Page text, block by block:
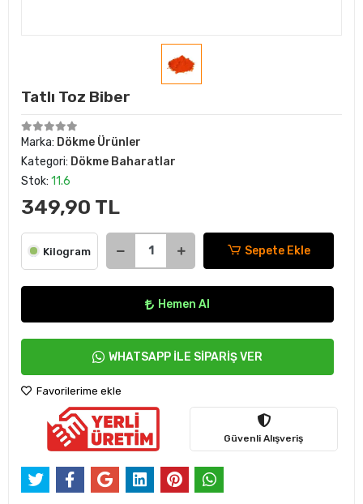
Tatlı Toz Biber
Marka: Dökme Ürünler
Kategori: Dökme Baharatlar
Stok: 11.6
349,90 TL
Kilogram Sepete Ekle
Hemen Al
WHATSAPP İLE SİPARİŞ VER
Favorilerime ekle
Güvenli Alışveriş